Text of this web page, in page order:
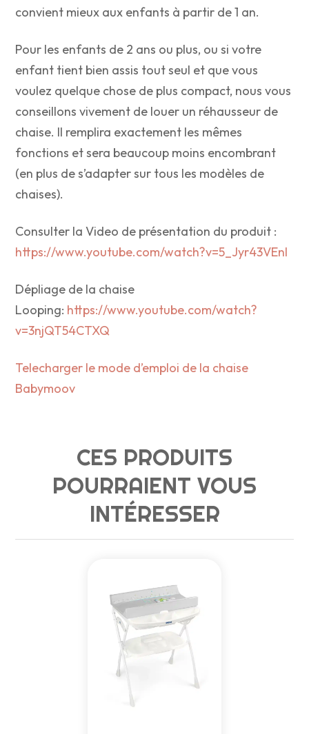
convient mieux aux enfants à partir de 1 an.
Pour les enfants de 2 ans ou plus, ou si votre
enfant tient bien assis tout seul et que vous
voulez quelque chose de plus compact, nous vous
conseillons vivement de louer un réhausseur de
chaise. Il remplira exactement les mêmes
fonctions et sera beaucoup moins encombrant
(en plus de s’adapter sur tous les modèles de
chaises).
Consulter la Video de présentation du produit :
https://www.youtube.com/watch?v=5_Jyr43VEnI
Dépliage de la chaise
Looping: https://www.youtube.com/watch?
v=3njQT54CTXQ
Telecharger le mode d’emploi de la chaise
Babymoov
CES PRODUITS
POURRAIENT VOUS
INTÉRESSER